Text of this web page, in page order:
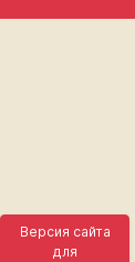
Версия сайта
для